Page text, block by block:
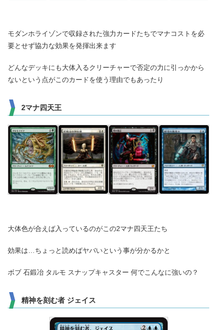
モダンホライゾンで収録された強力カードたちでマナコストを必
要とせず協力な効果を発揮出来ます
どんなデッキにも大体入るクリーチャーで否定の力に引っかから
ないという点がこのカードを使う理由でもあったり
2マナ四天王
大体色が合えば入っているのがこの2マナ四天王たち
効果は…ちょっと読めばヤバいという事が分かるかと
ボブ 石鍛冶 タルモ スナップキャスター 何でこんなに強いの？
精神を刻む者 ジェイス